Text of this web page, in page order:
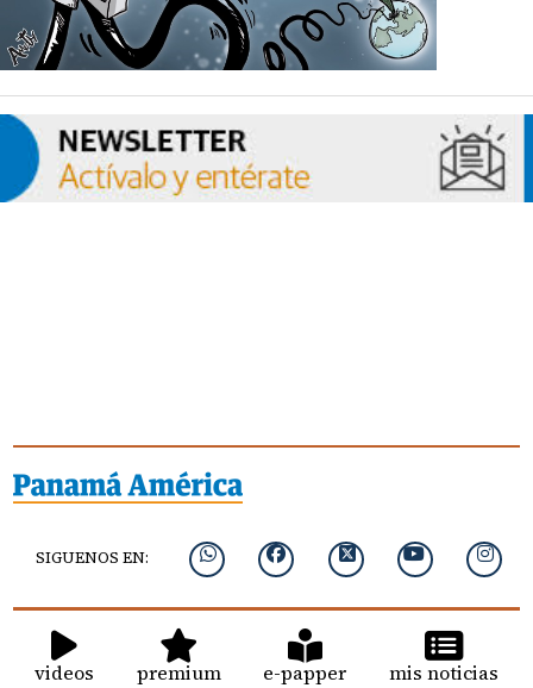
SIGUENOS EN:
videos premium e-papper mis noticias